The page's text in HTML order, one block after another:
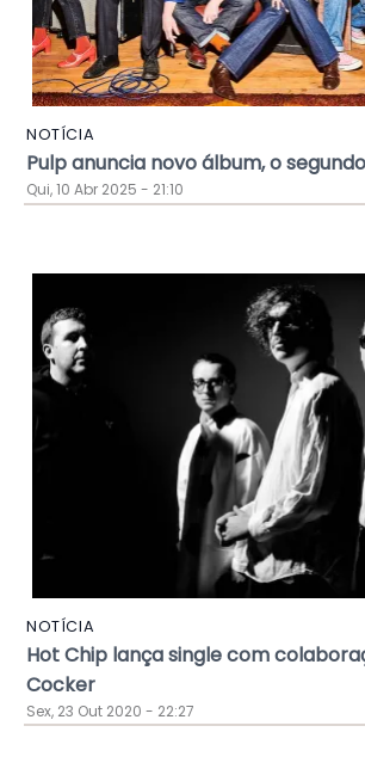
NOTÍCIA
Pulp anuncia novo álbum, o
Qui, 10 Abr 2025 - 21:10
NOTÍCIA
Hot Chip lança single com
Cocker
Sex, 23 Out 2020 - 22:27